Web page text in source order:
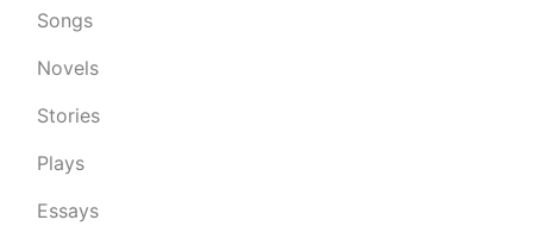
Songs
Novels
Stories
Plays
Essays